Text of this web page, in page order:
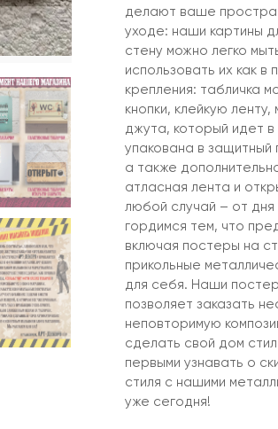
делают ваше
уходе: наши картины
стену можно легко
использовать их как
крепления: табличка
кнопки, клейкую
джута, который идет в
упакована в защитный
а также
атласная лента и
любой случай – от
гордимся тем, что
включая постеры на
прикольные
для себя. Наши
позволяет заказать
неповторимую
сделать свой дом
первыми узнавать о
стиля с нашими
уже сегодня!